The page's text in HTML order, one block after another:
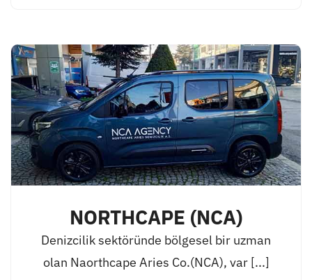
NORTHCAPE (NCA)
Denizcilik sektöründe bölgesel bir uzman
olan Naorthcape Aries Co.(NCA), var [...]